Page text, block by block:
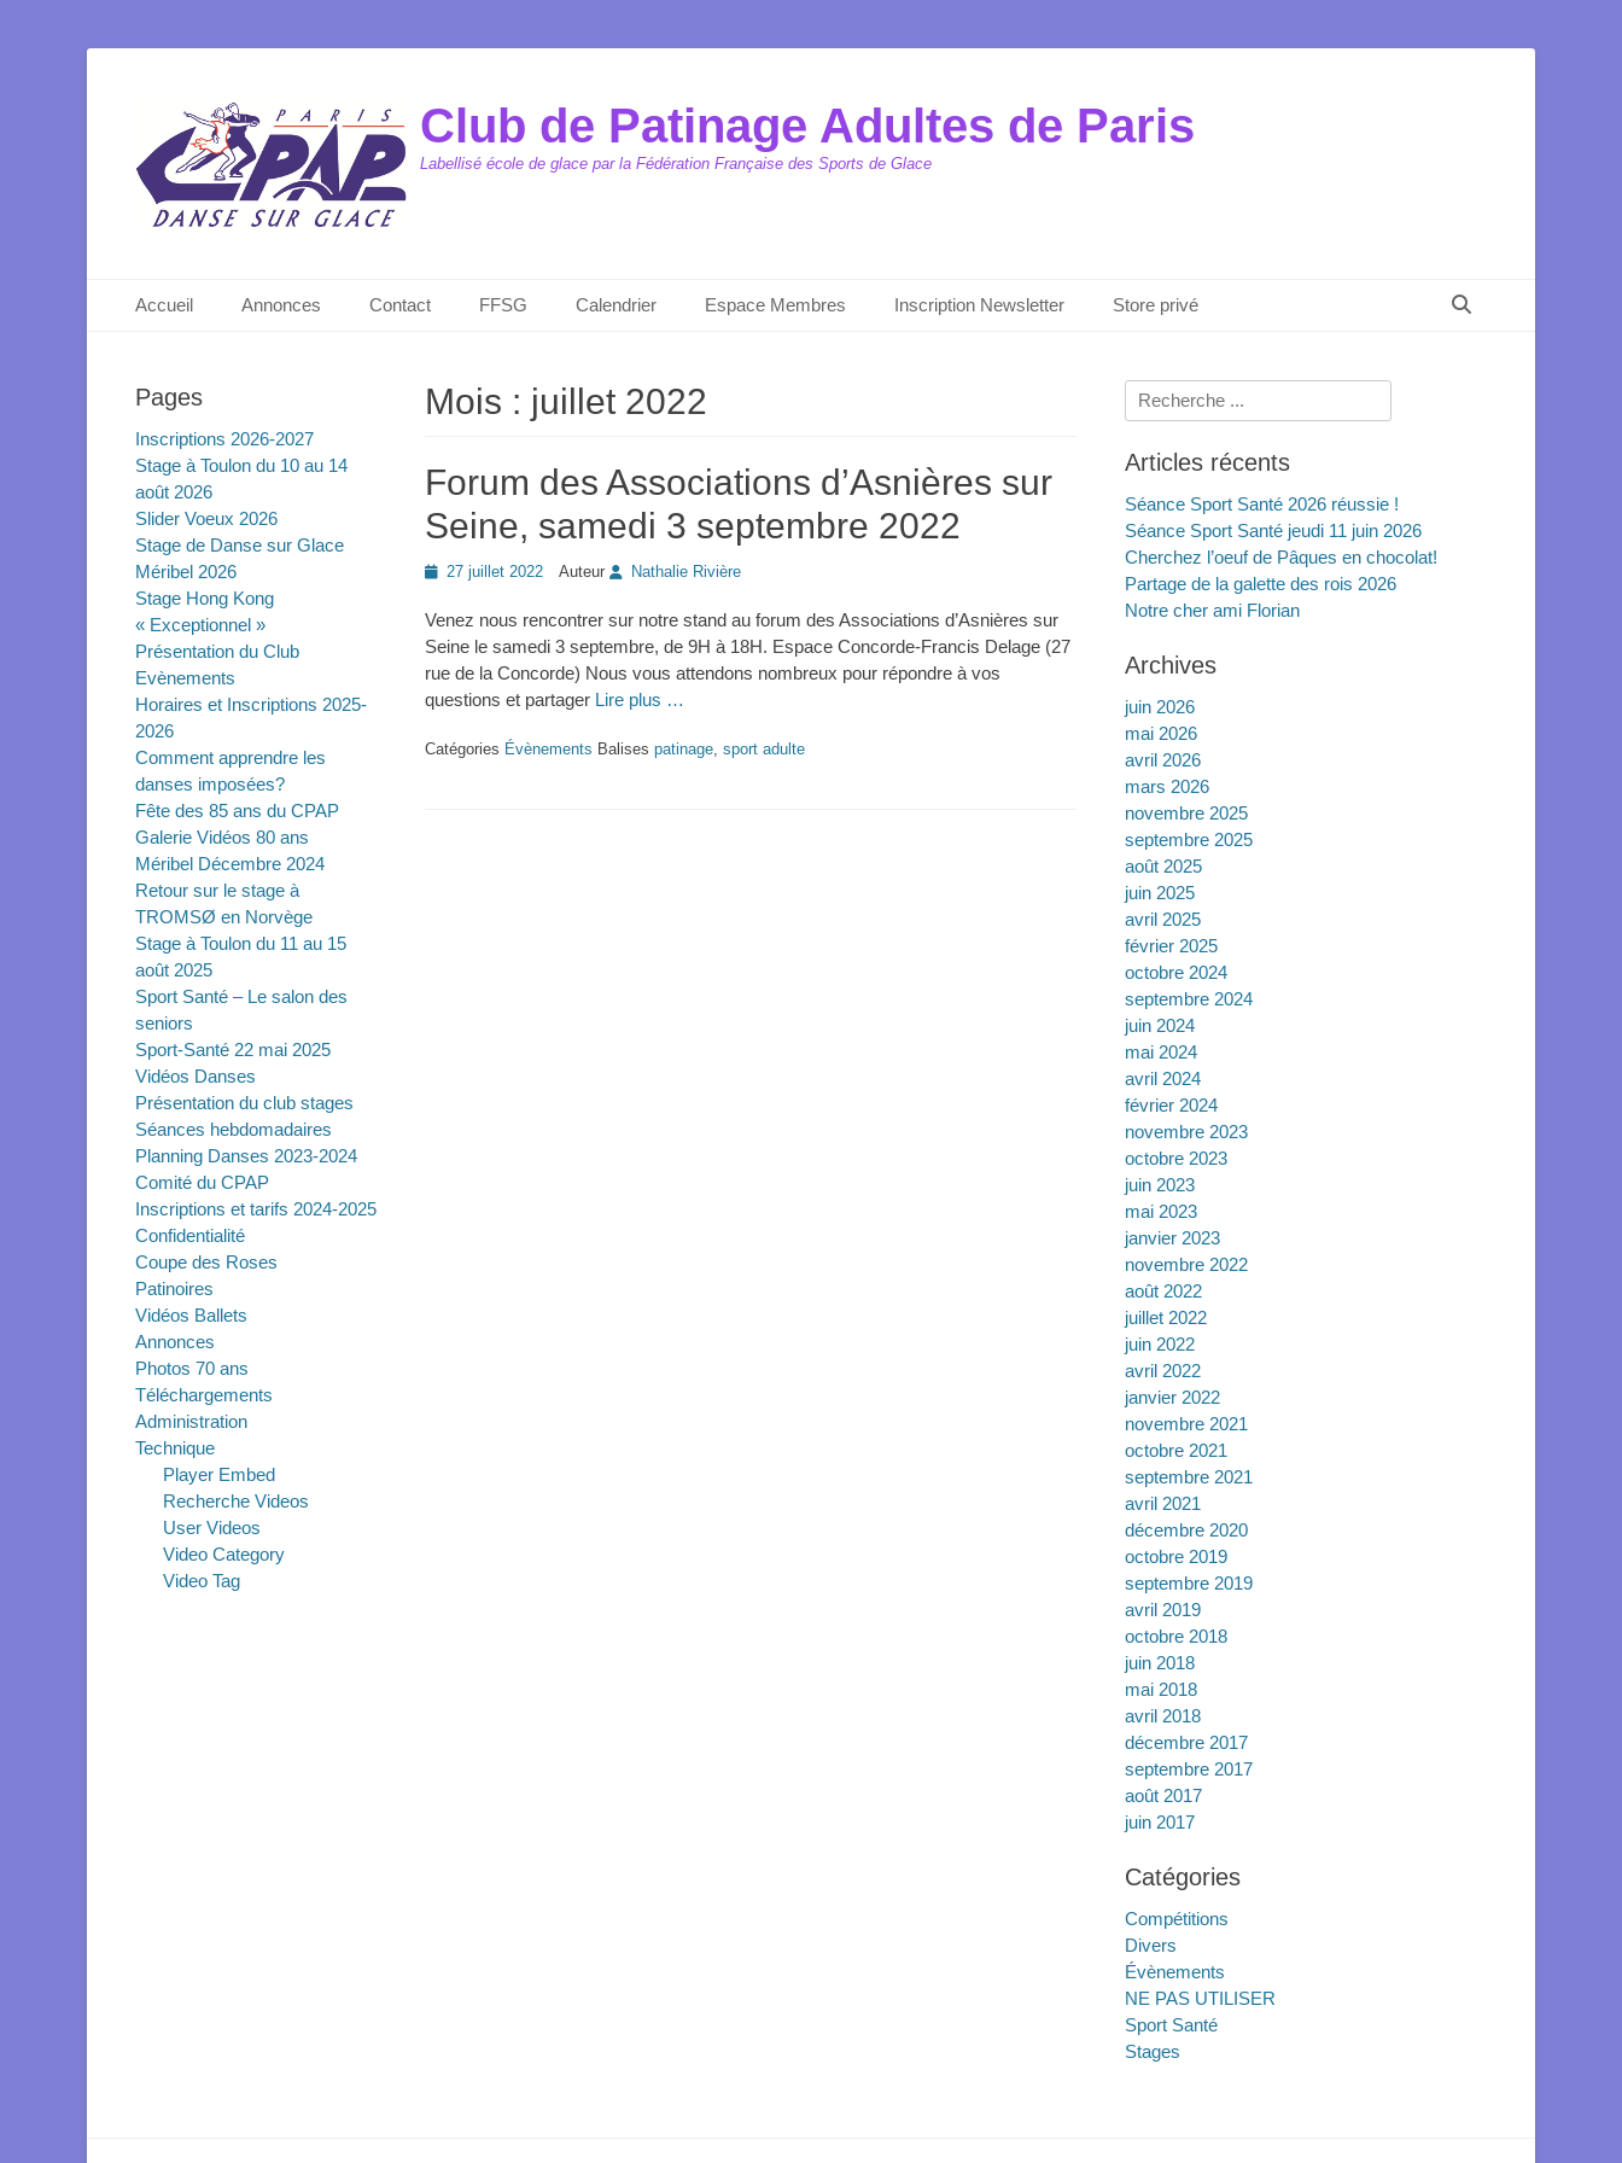
Club de Patinage Adultes de Paris
Labellisé école de glace par la Fédération Française des Sports de Glace
Menu principal
Accueil Annonces Contact FFSG Calendrier Espace Membres Inscription Newsletter Store privé
Mois : juillet 2022
Forum des Associations d’Asnières sur
Seine, samedi 3 septembre 2022
Posted27 juillet 2022 Auteur Nathalie Rivière
Venez nous rencontrer sur notre stand au forum des Associations d’Asnières sur
Seine le samedi 3 septembre, de 9H à 18H. Espace Concorde-Francis Delage (27
rue de la Concorde) Nous vous attendons nombreux pour répondre à vos
questions et partager Lire plus …
Catégories Évènements Balises patinage, sport adulte
Rechercher :
Articles récents
Séance Sport Santé 2026 réussie !
Séance Sport Santé jeudi 11 juin 2026
Cherchez l’oeuf de Pâques en chocolat!
Partage de la galette des rois 2026
Notre cher ami Florian
Archives
juin 2026
mai 2026
avril 2026
mars 2026
novembre 2025
septembre 2025
août 2025
juin 2025
avril 2025
février 2025
octobre 2024
septembre 2024
juin 2024
mai 2024
avril 2024
février 2024
novembre 2023
octobre 2023
juin 2023
mai 2023
janvier 2023
novembre 2022
août 2022
juillet 2022
juin 2022
avril 2022
janvier 2022
novembre 2021
octobre 2021
septembre 2021
avril 2021
décembre 2020
octobre 2019
septembre 2019
avril 2019
octobre 2018
juin 2018
mai 2018
avril 2018
décembre 2017
septembre 2017
août 2017
juin 2017
Catégories
Compétitions
Divers
Évènements
NE PAS UTILISER
Sport Santé
Stages
Pages
Inscriptions 2026-2027
Stage à Toulon du 10 au 14
août 2026
Slider Voeux 2026
Stage de Danse sur Glace
Méribel 2026
Stage Hong Kong
« Exceptionnel »
Présentation du Club
Evènements
Horaires et Inscriptions 2025-
2026
Comment apprendre les
danses imposées?
Fête des 85 ans du CPAP
Galerie Vidéos 80 ans
Méribel Décembre 2024
Retour sur le stage à
TROMSØ en Norvège
Stage à Toulon du 11 au 15
août 2025
Sport Santé – Le salon des
seniors
Sport-Santé 22 mai 2025
Vidéos Danses
Présentation du club stages
Séances hebdomadaires
Planning Danses 2023-2024
Comité du CPAP
Inscriptions et tarifs 2024-2025
Confidentialité
Coupe des Roses
Patinoires
Vidéos Ballets
Annonces
Photos 70 ans
Téléchargements
Administration
Technique
Player Embed
Recherche Videos
User Videos
Video Category
Video Tag